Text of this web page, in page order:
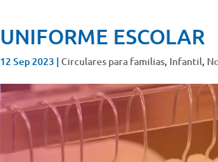
UNIFORME ESCOLAR
12 Sep 2023 |Circulares para familias, Infantil,